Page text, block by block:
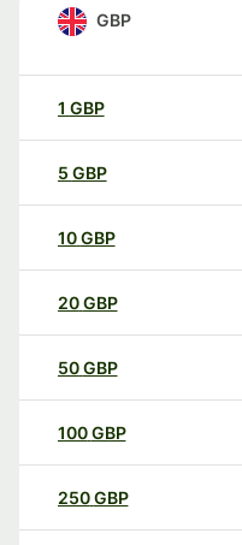
GBP
1 GBP
5 GBP
10GBP
20GBP
50GBP
100GBP
250GBP